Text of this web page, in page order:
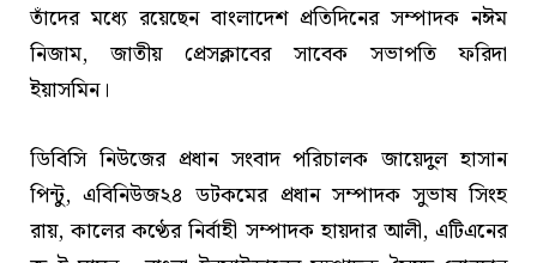
তাঁদের মধ্যে রয়েছেন বাংলাদেশ প্রতিদিনের সম্পাদক নঈম
নিজাম, জাতীয় প্রেসক্লাবের সাবেক সভাপতি ফরিদা
ইয়াসমিন।
ডিবিসি নিউজের প্রধান সংবাদ পরিচালক জায়েদুল হাসান
পিন্টু, এবিনিউজ২৪ ডটকমের প্রধান সম্পাদক সুভাষ সিংহ
রায়, কালের কণ্ঠের নির্বাহী সম্পাদক হায়দার আলী, এটিএনের